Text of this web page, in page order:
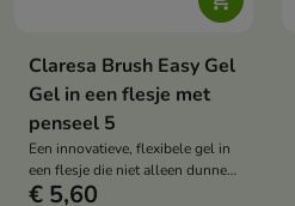
Claresa Brush Easy Gel
Gel in een flesje met
penseel 5
Een innovatieve, flexibele gel in
een flesje die niet alleen dunne,
verzwakte nagels verhardt en
€ 5,60